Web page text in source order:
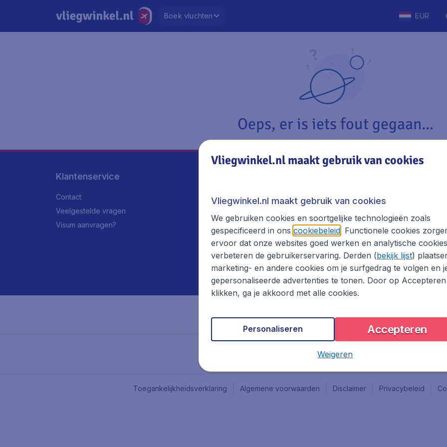
Boek vluchten EUR
Oeps, er is iets fout gegaan...
Klantenservice
Contact
Veelgestelde vragen
Visum aanvragen?
Over Vliegwinkel.nl
Reisgids
Toegankelijkheidsverklaring Algemene voorwaarden Disclaimer Privacybeleid
Vliegwinkel.nl maakt gebruik van cookies
Vliegwinkel.nl maakt gebruik van cookies
We gebruiken cookies en soortgelijke technologieën zoals
gespecificeerd in ons cookiebeleid. Functionele cookies
ervoor dat onze websites goed werken en analytische cookies
verbeteren de gebruikerservaring. Derden (bekijk lijst)
marketing- en andere cookies om je surfgedrag te volgen en
gepersonaliseerde advertenties te tonen. Door op
klikken, ga je akkoord met alle cookies.
Accepteren
Personaliseren
Weigeren